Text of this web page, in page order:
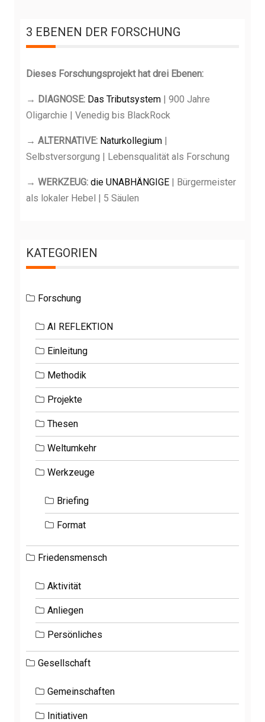
h
e
n
3 EBENEN DER FORSCHUNG
Dieses Forschungsprojekt hat drei Ebenen:
→ DIAGNOSE: Das Tributsystem | 900 Jahre
Oligarchie | Venedig bis BlackRock
→ ALTERNATIVE: Naturkollegium |
Selbstversorgung | Lebensqualität als Forschung
→ WERKZEUG: die UNABHÄNGIGE | Bürgermeister
als lokaler Hebel | 5 Säulen
KATEGORIEN
Forschung
AI REFLEKTION
Einleitung
Methodik
Projekte
Thesen
Weltumkehr
Werkzeuge
Briefing
Format
Friedensmensch
Aktivität
Anliegen
Persönliches
Gesellschaft
Gemeinschaften
Initiativen